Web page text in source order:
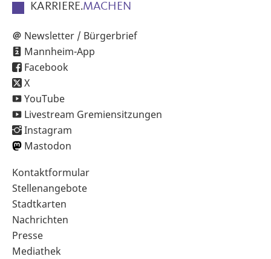
KARRIERE.MACHEN
Newsletter / Bürgerbrief
Mannheim-App
Facebook
X
YouTube
Livestream Gremiensitzungen
Instagram
Mastodon
Sekundärnavigation
im
Fußbereich
Kontaktformular
Stellenangebote
Stadtkarten
Nachrichten
Presse
Mediathek